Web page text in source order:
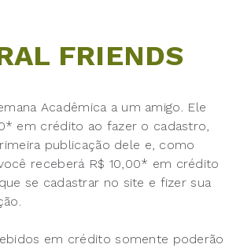
FRIENDS
Acadêmica a um amigo. Ele
em crédito ao fazer o cadastro,
publicação dele e, como
receberá R$ 10,00* em crédito
se cadastrar no site e fizer sua
em crédito somente poderão